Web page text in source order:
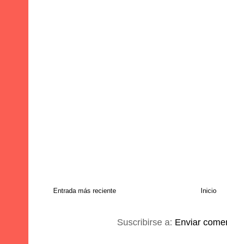
Entrada más reciente Inicio
Suscribirse a: Enviar